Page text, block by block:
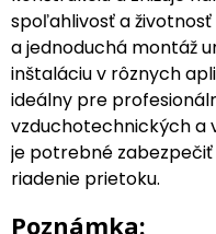
spoľahlivosť a
a jednoduchá montáž
inštaláciu v rôznych
ideálny pre
vzduchotechnických a
je potrebné
riadenie prietoku.
Poznámka: